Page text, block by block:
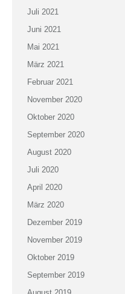
Juli 2021
Juni 2021
Mai 2021
März 2021
Februar 2021
November 2020
Oktober 2020
September 2020
August 2020
Juli 2020
April 2020
März 2020
Dezember 2019
November 2019
Oktober 2019
September 2019